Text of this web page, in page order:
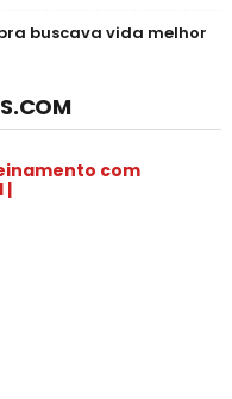
buscava vida melhor
com
|